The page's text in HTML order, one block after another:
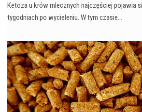
Ketoza u krów mlecznych najczęściej pojawia
tygodniach po wycieleniu. W tym czasie…